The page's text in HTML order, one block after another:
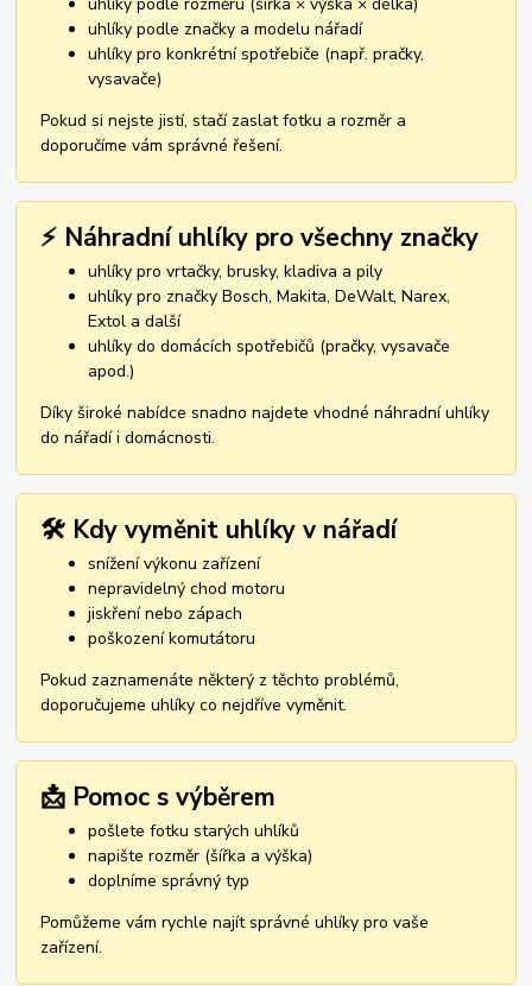
uhlíky podle značky a modelu nářadí
uhlíky pro konkrétní spotřebiče (např. pračky,
vysavače)
Pokud si nejste jistí, stačí zaslat fotku a rozměr a
doporučíme vám správné řešení.
⚡ Náhradní uhlíky pro všechny značky
uhlíky pro vrtačky, brusky, kladiva a pily
uhlíky pro značky Bosch, Makita, DeWalt, Narex,
Extol a další
uhlíky do domácích spotřebičů (pračky, vysavače
apod.)
Díky široké nabídce snadno najdete vhodné náhradní uhlíky
do nářadí i domácnosti.
🛠️ Kdy vyměnit uhlíky v nářadí
snížení výkonu zařízení
nepravidelný chod motoru
jiskření nebo zápach
poškození komutátoru
Pokud zaznamenáte některý z těchto problémů,
doporučujeme uhlíky co nejdříve vyměnit.
📩 Pomoc s výběrem
pošlete fotku starých uhlíků
napište rozměr (šířka a výška)
doplníme správný typ
Pomůžeme vám rychle najít správné uhlíky pro vaše
zařízení.